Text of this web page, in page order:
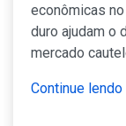
econômicas
duro ajudam o
mercado
Continue lendo